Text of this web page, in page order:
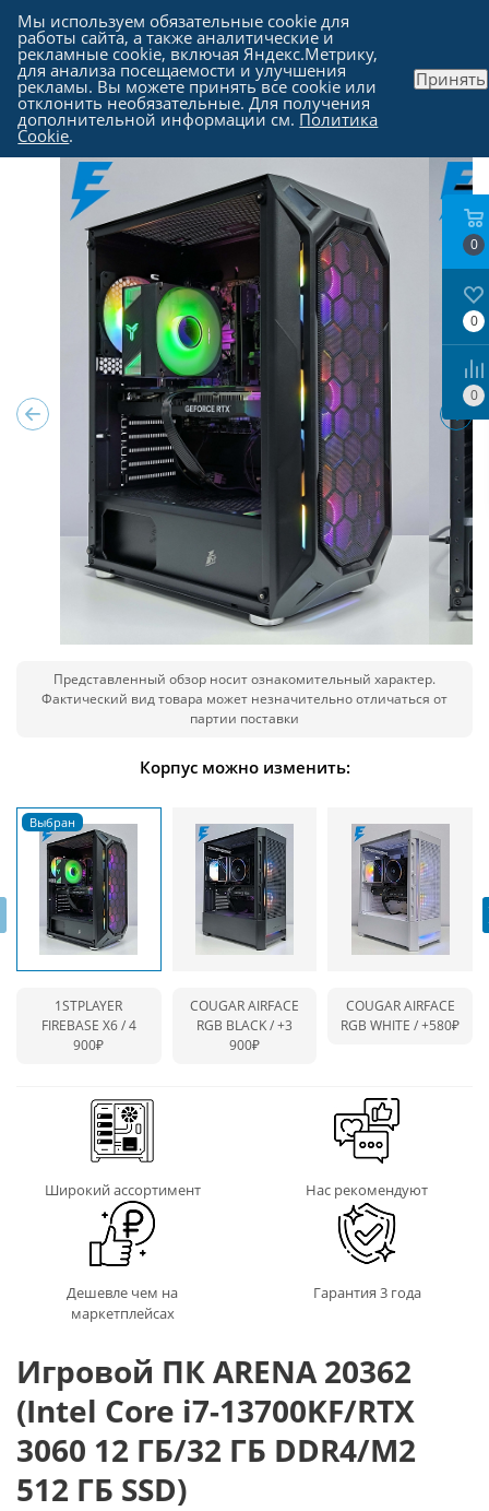
Каталог - Компьютеры в Москве
Представленный обзор носит ознакомительный характер.
Фактический вид товара может незначительно отличаться от
партии поставки
Корпус можно изменить:
1STPLAYER
FIREBASE X6 / 4
900₽
COUGAR AIRFACE
RGB BLACK /+3
900₽
COUGAR AIRFACE
RGB WHITE /+580₽
Широкий ассортимент Нас рекомендуют
Дешевле чем на
маркетплейсах
Гарантия 3 года
Игровой ПК ARENA 20362
(Intel Core i7-13700KF/RTX
3060 12 ГБ/32 ГБ DDR4/M2
512 ГБ SSD)
0
0
0
Мы используем обязательные cookie для
работы сайта, а также аналитические и
рекламные cookie, включая Яндекс.Метрику,
для анализа посещаемости и улучшения
рекламы. Вы можете принять все cookie или
отклонить необязательные. Для получения
дополнительной информации см. Политика
Cookie.
Принять